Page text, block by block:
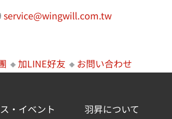
service@wingwill.com.tw
🔸加LINE好友 🔸 お問い合わせ
・イベント 羽昇について